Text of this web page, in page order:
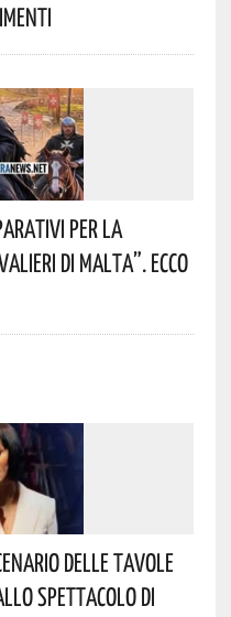
Per La
DI MALTA”. Ecco
Delle Tavole
Spettacolo Di